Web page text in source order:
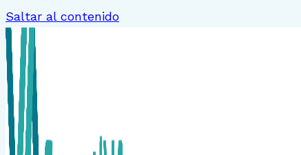
Saltar al contenido